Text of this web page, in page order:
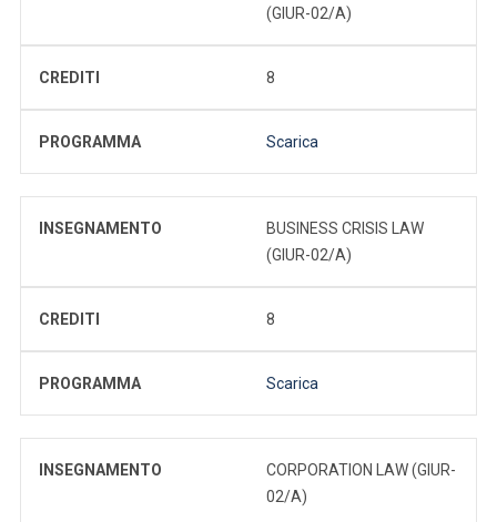
(GIUR-02/A)
CREDITI 8
PROGRAMMA Scarica
INSEGNAMENTO
BUSINESS CRISIS LAW
(GIUR-02/A)
CREDITI 8
PROGRAMMA Scarica
INSEGNAMENTO
CORPORATION LAW (GIUR-
02/A)